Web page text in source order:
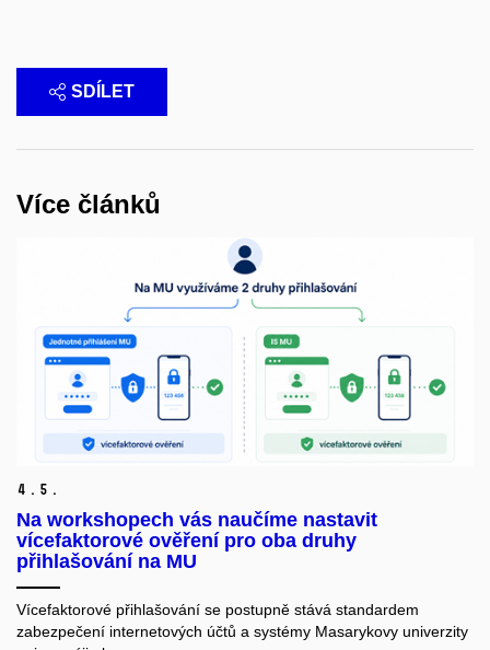
SDÍLET
Více článků
4. 5.
Na workshopech vás naučíme nastavit
vícefaktorové ověření pro oba druhy
přihlašování na MU
Vícefaktorové přihlašování se postupně stává standardem
zabezpečení internetových účtů a systémy Masarykovy univerzity